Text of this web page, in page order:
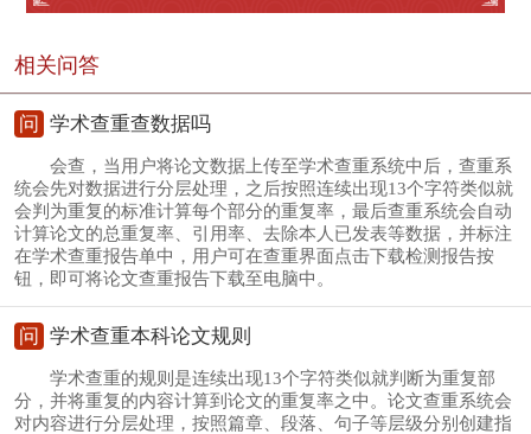
相关问答
问 学术查重查数据吗
会查，当用户将论文数据上传至学术查重系统中后，查重系
统会先对数据进行分层处理，之后按照连续出现13个字符类似就
会判为重复的标准计算每个部分的重复率，最后查重系统会自动
计算论文的总重复率、引用率、去除本人已发表等数据，并标注
在学术查重报告单中，用户可在查重界面点击下载检测报告按
钮，即可将论文查重报告下载至电脑中。
问 学术查重本科论文规则
学术查重的规则是连续出现13个字符类似就判断为重复部
分，并将重复的内容计算到论文的重复率之中。论文查重系统会
对内容进行分层处理，按照篇章、段落、句子等层级分别创建指